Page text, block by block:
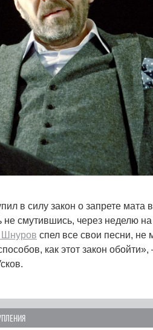
в силу закон о запрете мата
не смутившись, через неделю
Шнуров спел все свои песни,
как этот закон